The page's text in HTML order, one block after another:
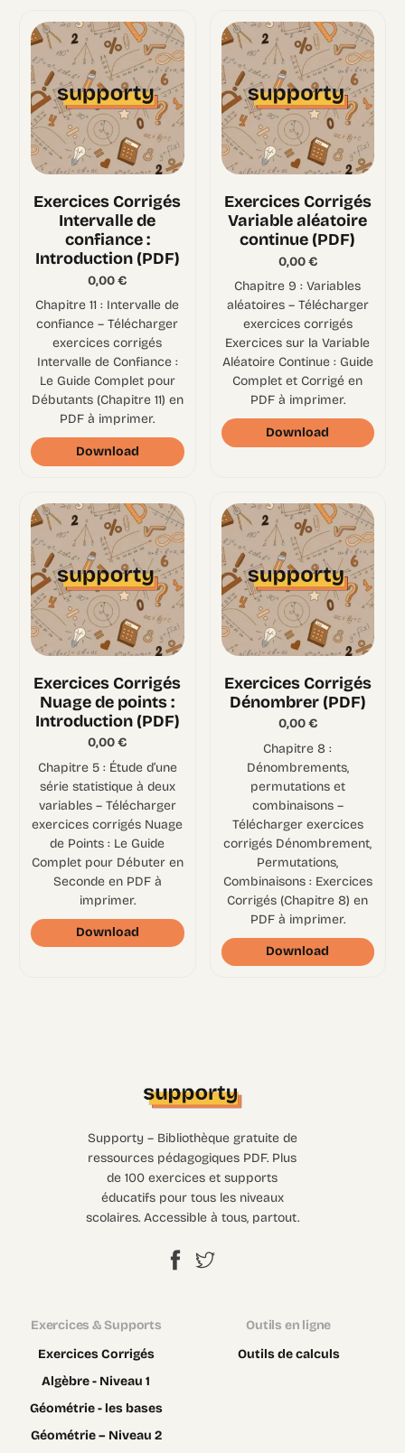
Exercices Corrigés
Intervalle de
confiance :
Introduction (PDF)
0,00€
Chapitre 11 : Intervalle de
confiance – Télécharger
exercices corrigés
Intervalle de Confiance :
Le Guide Complet pour
Débutants (Chapitre 11) en
PDF à imprimer.
Download
Exercices Corrigés
Variable aléatoire
continue (PDF)
0,00€
Chapitre 9 : Variables
aléatoires – Télécharger
exercices corrigés
Exercices sur la Variable
Aléatoire Continue : Guide
Complet et Corrigé en
PDF à imprimer.
Download
Exercices Corrigés
Nuage de points :
Introduction (PDF)
0,00€
Chapitre 5 : Étude d’une
série statistique à deux
variables – Télécharger
exercices corrigés Nuage
de Points : Le Guide
Complet pour Débuter en
Seconde en PDF à
imprimer.
Download
Exercices Corrigés
Dénombrer (PDF)
0,00€
Chapitre 8 :
Dénombrements,
permutations et
combinaisons –
Télécharger exercices
corrigés Dénombrement,
Permutations,
Combinaisons : Exercices
Corrigés (Chapitre 8) en
PDF à imprimer.
Download
Supporty – Bibliothèque gratuite de
ressources pédagogiques PDF. Plus
de 100 exercices et supports
éducatifs pour tous les niveaux
scolaires. Accessible à tous, partout.
Exercices & Supports
Exercices Corrigés
Algèbre - Niveau 1
Géométrie - les bases
Géométrie – Niveau 2
Outils en ligne
Outils de calculs